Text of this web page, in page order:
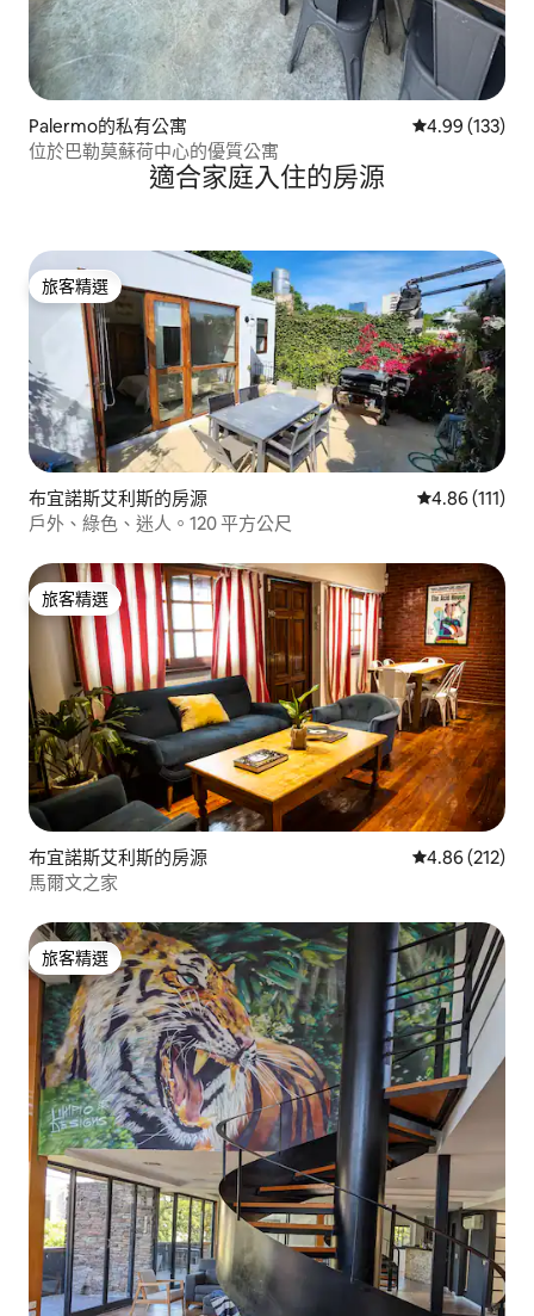
Palermo的私有公寓 從 133 則評價
4.99 (133)
位於巴勒莫蘇荷中心的優質公寓
適合家庭入住的房源
旅客精選
旅客精選
布宜諾斯艾利斯的房源 從 111 則評價
4.86 (111)
戶外、綠色、迷人。120 平方公尺
旅客精選
旅客精選
布宜諾斯艾利斯的房源 從 212 則評價
4.86 (212)
馬爾文之家
旅客精選
旅客精選